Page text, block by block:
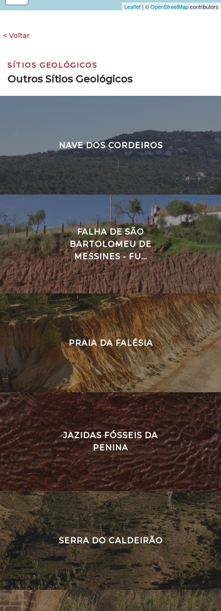
Leaflet | ©OpenStreetMapcontributors
SÍTIOS GEOLÓGICOS
Outros Sítios Geológicos
NAVE DOS CORDEIROS
FALHA DE SÃO
BARTOLOMEU DE
MESSINES - FU...
PRAIA DA FALÉSIA
JAZIDAS FÓSSEIS DA
PENINA
SERRA DO CALDEIRÃO